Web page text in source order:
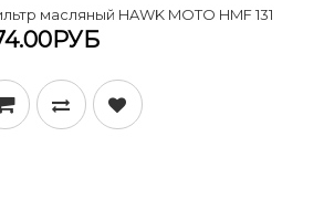
масляный HAWK MOTO HMF 131